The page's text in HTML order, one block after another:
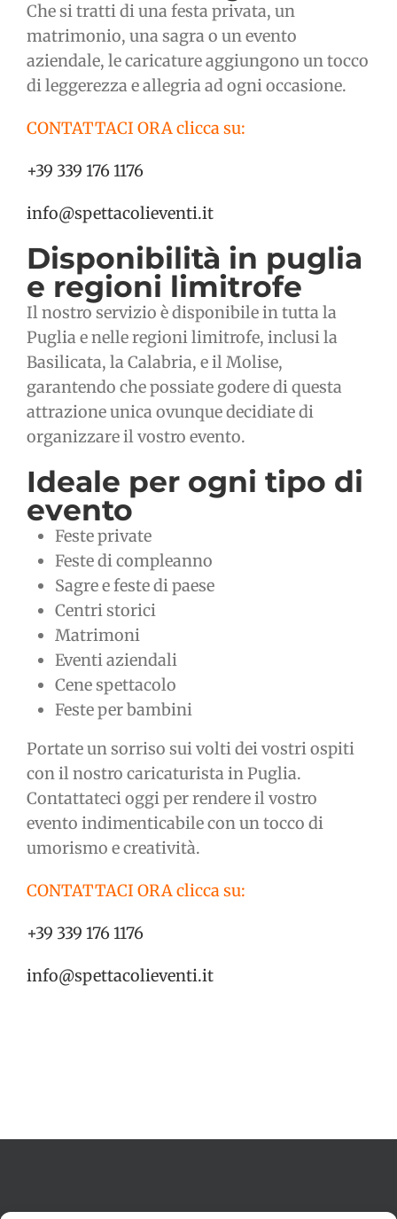
Che si tratti di una festa privata, un
matrimonio, una sagra o un evento
aziendale, le caricature aggiungono un tocco
di leggerezza e allegria ad ogni occasione.
CONTATTACI ORA clicca su:
+39 339 176 1176
info@spettacolieventi.it
Disponibilità in puglia
e regioni limitrofe
Il nostro servizio è disponibile in tutta la
Puglia e nelle regioni limitrofe, inclusi la
Basilicata, la Calabria, e il Molise,
garantendo che possiate godere di questa
attrazione unica ovunque decidiate di
organizzare il vostro evento.
Ideale per ogni tipo di
evento
Feste private
Feste di compleanno
Sagre e feste di paese
Centri storici
Matrimoni
Eventi aziendali
Cene spettacolo
Feste per bambini
Portate un sorriso sui volti dei vostri ospiti
con il nostro caricaturista in Puglia.
Contattateci oggi per rendere il vostro
evento indimenticabile con un tocco di
umorismo e creatività.
CONTATTACI ORA clicca su:
+39 339 176 1176
info@spettacolieventi.it